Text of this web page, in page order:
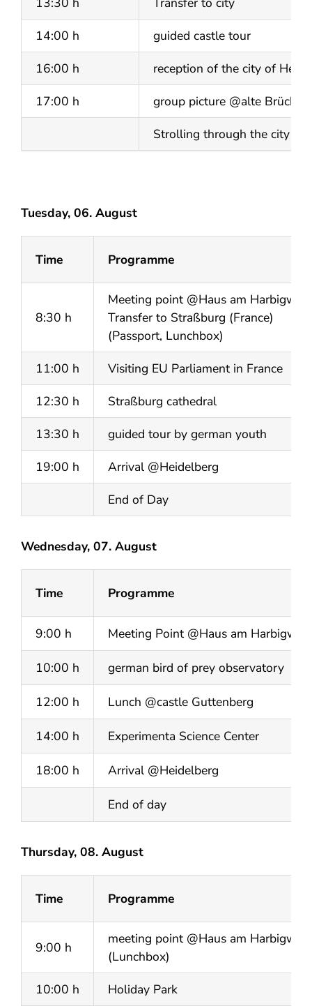
14:00 h
guided castle tour
16:00 h
reception of the city of
17:00 h
group picture @alte Brücke
Strolling through the city
Tuesday, 06. August
Time Programme
8:30 h
Meeting point @Haus am
Transfer to Straßburg (France)
(Passport, Lunchbox)
11:00 h
Visiting EU Parliament in France
12:30 h
Straßburg cathedral
13:30 h
guided tour by german youth
19:00 h
Arrival @Heidelberg
End of Day
Wednesday, 07. August
Time Programme
9:00 h Meeting Point @Haus am
10:00 h german bird of prey observatory
12:00 h Lunch @castle Guttenberg
14:00 h Experimenta Science Center
18:00 h Arrival @Heidelberg
End of day
Thursday, 08. August
Time Programme
9:00 h
meeting point @Haus am
(Lunchbox)
10:00 h
Holiday Park